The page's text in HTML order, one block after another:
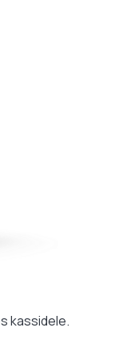
kassidele.